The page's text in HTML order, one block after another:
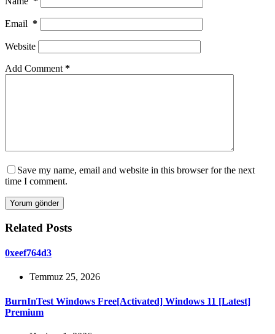
Email *
Website
Add Comment *
Save my name, email and website in this browser for the next
time I comment.
Yorum gönder
Related Posts
0xeef764d3
Temmuz 25, 2026
BurnInTest Windows Free[Activated] Windows 11 [Latest]
Premium